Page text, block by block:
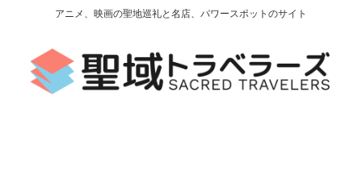
アニメ、映画の聖地巡礼と名店、パワースポットのサイト